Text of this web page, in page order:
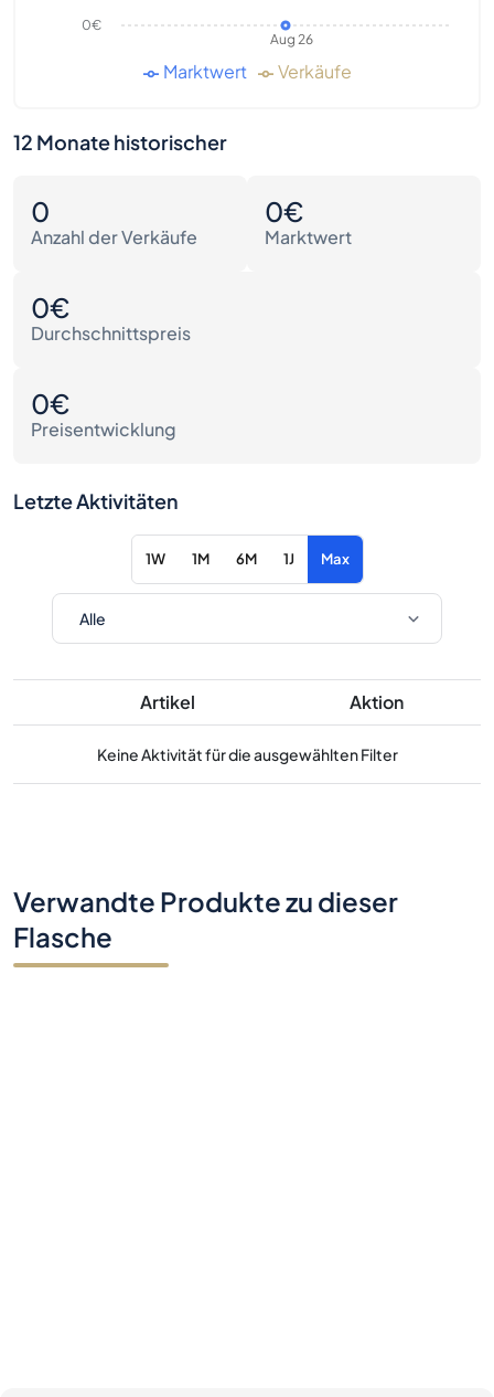
Aug 26
0€
Marktwert Verkäufe
12 Monate historischer
0
Anzahl der Verkäufe
0€
Marktwert
0€
Durchschnittspreis
0€
Preisentwicklung
Letzte Aktivitäten
1W 1M 6M 1J Max
Artikel Aktion
Keine Aktivität für die ausgewählten Filter
Verwandte Produkte zu dieser
Flasche